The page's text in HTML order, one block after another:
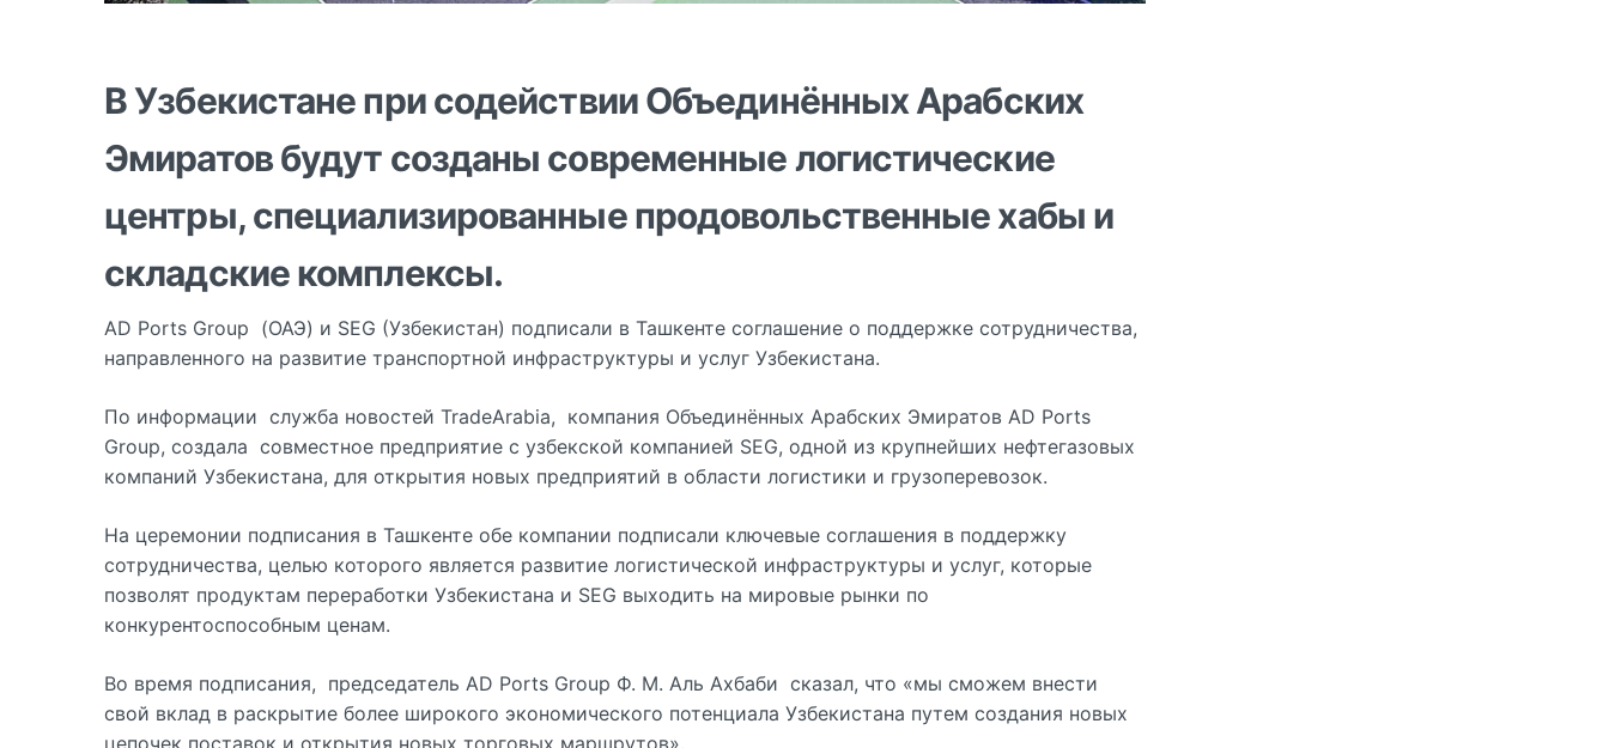
В Узбекистане при содействии Объединённых Арабских
Эмиратов будут созданы современные логистические
центры, специализированные продовольственные хабы и
складские комплексы.
AD Ports Group (ОАЭ) и SEG (Узбекистан) подписали в Ташкенте соглашение о поддержке сотрудничества,
направленного на развитие транспортной инфраструктуры и услуг Узбекистана.
По информации служба новостей TradeArabia, компания Объединённых Арабских Эмиратов AD Ports
Group, создала совместное предприятие с узбекской компанией SEG, одной из крупнейших нефтегазовых
компаний Узбекистана, для открытия новых предприятий в области логистики и грузоперевозок.
На церемонии подписания в Ташкенте обе компании подписали ключевые соглашения в поддержку
сотрудничества, целью которого является развитие логистической инфраструктуры и услуг, которые
позволят продуктам переработки Узбекистана и SEG выходить на мировые рынки по
конкурентоспособным ценам.
Во время подписания, председатель AD Ports Group Ф. М. Аль Ахбаби сказал, что «мы сможем внести
свой вклад в раскрытие более широкого экономического потенциала Узбекистана путем создания новых
цепочек поставок и открытия новых торговых маршрутов».